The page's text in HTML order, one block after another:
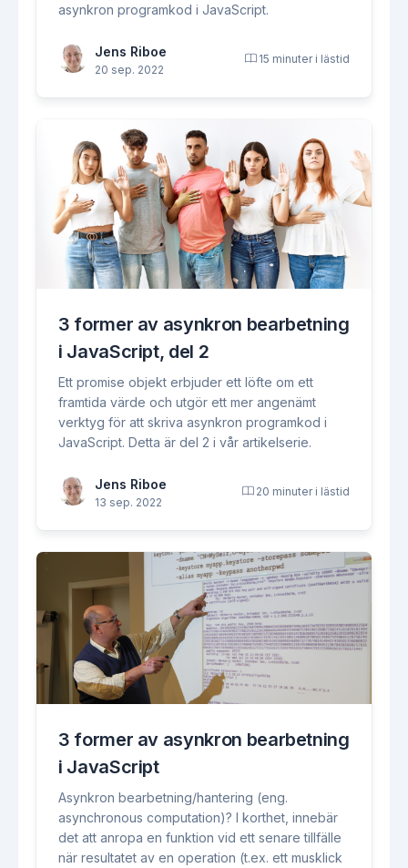
asynkron programkod i JavaScript.
Jens Riboe
20 sep. 2022
15 minuter i lästid
3 former av asynkron bearbetning
i JavaScript, del 2
Ett promise objekt erbjuder ett löfte om ett
framtida värde och utgör ett mer angenämt
verktyg för att skriva asynkron programkod i
JavaScript. Detta är del 2 i vår artikelserie.
Jens Riboe
13 sep. 2022
20 minuter i lästid
3 former av asynkron bearbetning
i JavaScript
Asynkron bearbetning/hantering (eng.
asynchronous computation)? I korthet, innebär
det att anropa en funktion vid ett senare tillfälle
när resultatet av en operation (t.ex. ett musklick